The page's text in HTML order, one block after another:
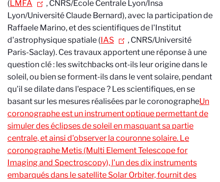
(LMFA
, CNRS/Ecole Centrale Lyon/Insa
Lyon/Université Claude Bernard), avec la participation de
Raffaele Marino, et des scientifiques de l'Institut
d'astrophysique spatiale (IAS
, CNRS/Université
Paris-Saclay). Ces travaux apportent une réponse à une
question clé : les switchbacks ont-ils leur origine dans le
soleil, ou bien se forment-ils dans le vent solaire, pendant
qu'il se dilate dans l'espace ? Les scientifiques, en se
basant sur les mesures réalisées par le coronographeUn
coronographe est un instrument optique permettant de
simuler des éclipses de soleil en masquant sa partie
centrale, et ainsi d'observer la couronne solaire. Le
coronographe Metis (Multi Element Telescope for
Imaging and Spectroscopy), l'un des dix instruments
embarqués dans le satellite Solar Orbiter, fournit des